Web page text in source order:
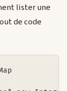
lister une
de code